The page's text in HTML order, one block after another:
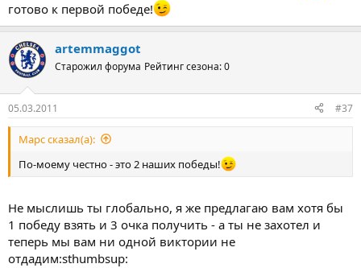
готово к первой победе!
artemmaggot
Старожил форума Рейтинг сезона: 0
05.03.2011 #37
Марс сказал(а):
По-моему честно - это 2 наших победы!
Не мыслишь ты глобально, я же предлагаю вам хотя бы
1 победу взять и 3 очка получить - а ты не захотел и
теперь мы вам ни одной виктории не
отдадим:sthumbsup: